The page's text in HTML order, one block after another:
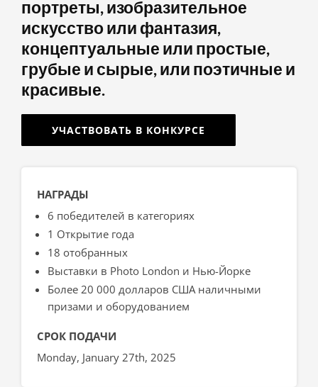
портреты, изобразительное
искусство или фантазия,
концептуальные или простые,
грубые и сырые, или поэтичные и
красивые.
УЧАСТВОВАТЬ В КОНКУРСЕ
НАГРАДЫ
6 победителей в категориях
1 Открытие года
18 отобранных
Выставки в Photo London и Нью-Йорке
Более 20 000 долларов США наличными
призами и оборудованием
СРОК ПОДАЧИ
Monday, January 27th, 2025